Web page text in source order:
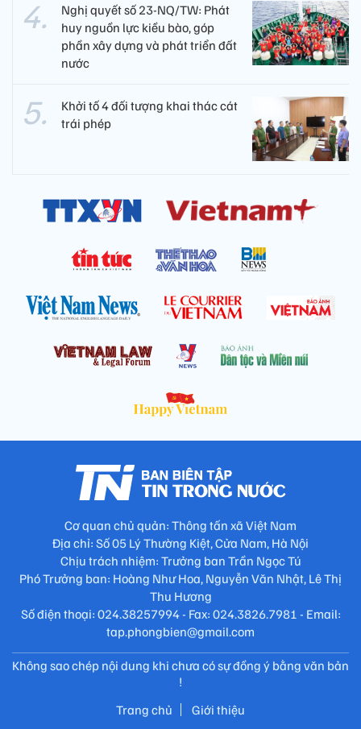
Nghị quyết số 23-NQ/TW: Phát
huy nguồn lực kiều bào, góp
phần xây dựng và phát triển đất
nước
Khởi tố 4 đối tượng khai thác cát
trái phép
Cơ quan chủ quản: Thông tấn xã Việt Nam
Địa chỉ: Số 05 Lý Thường Kiệt, Cửa Nam, Hà Nội
Chịu trách nhiệm: Trưởng ban Trần Ngọc Tú
Phó Trưởng ban: Hoàng Như Hoa, Nguyễn Văn Nhật, Lê Thị
Thu Hương
Số điện thoại: 024.38257994 - Fax: 024.3826.7981 - Email:
tap.phongbien@gmail.com
Không sao chép nội dung khi chưa có sự đồng ý bằng văn bản
!
Trang chủ
Giới thiệu